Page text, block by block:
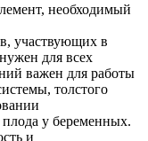
необходимый
участвующих в
для всех
важен для работы
толстого
у беременных.
и